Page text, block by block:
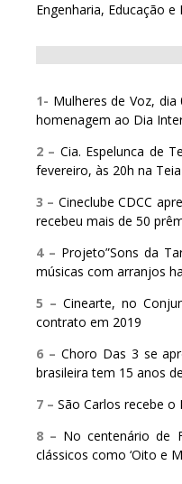
Engenharia, Educação e
1- Mulheres de Voz,
homenagem ao Dia
2 – Cia. Espelunca de
fevereiro, às 20h na Teia
3 – Cineclube CDCC
recebeu mais de 50
4 – Projeto”Sons da
músicas com arranjos
5 – Cinearte, no
contrato em 2019
6 – Choro Das 3 se
brasileira tem 15 anos
7 – São Carlos recebe
8 – No centenário de
clássicos como ‘Oito e